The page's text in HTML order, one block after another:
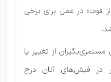
فوت» در عمل برای برخی
از تغییر یا
در فیش‌های آنان درج